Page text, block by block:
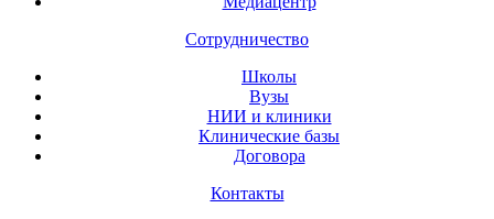
Сотрудничество
Школы
Вузы
НИИ и клиники
Клинические базы
Договора
Контакты